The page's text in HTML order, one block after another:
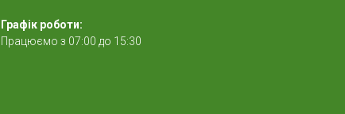
Графік роботи:
Працюємо з 07:00 до 15:30